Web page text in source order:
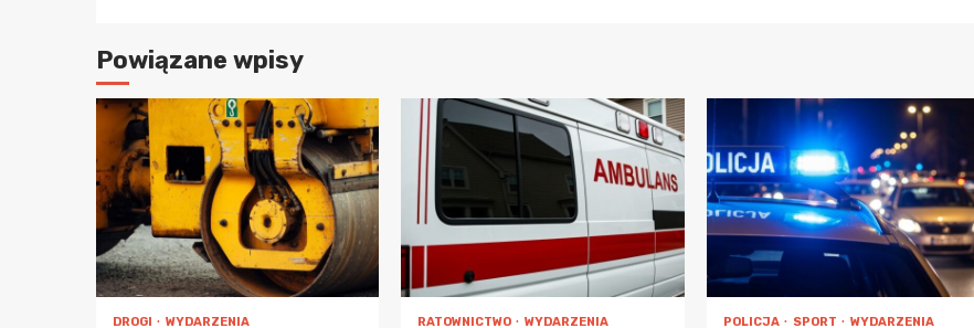
Powiązane wpisy
DROGI WYDARZENIA RATOWNICTWO WYDARZENIA POLICJA SPORT WYDARZENIA